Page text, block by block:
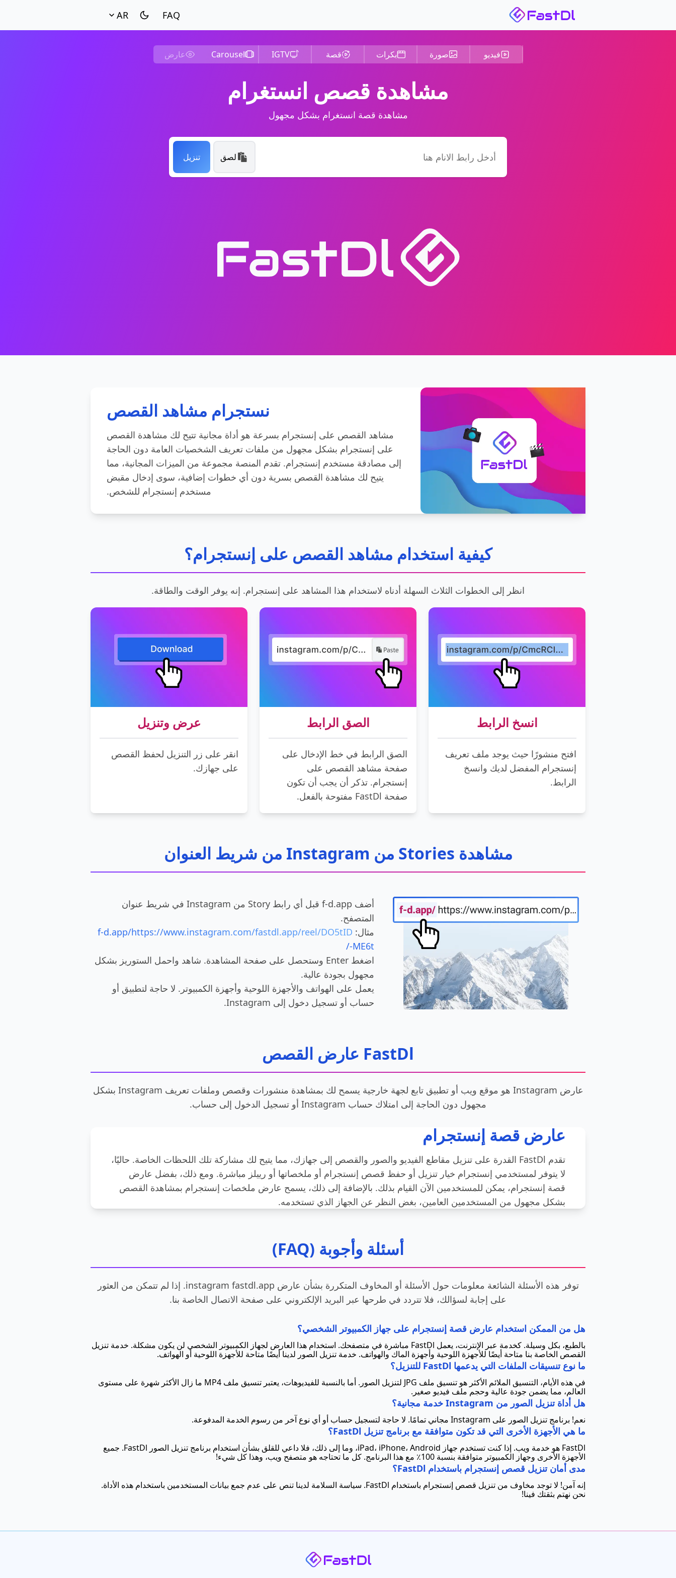
AR
فيديو صورة بكرات قصة IGTV
Carousel عارض
مشاهدة قصص انستغرام
مشاهدة قصة انستغرام بشكل مجهول
لصق تنزيل
نستجرام مشاهد القصص
مشاهد القصص على إنستجرام بسرعة هو أداة مجانية تتيح لك مشاهدة القصص
على إنستجرام بشكل مجهول من ملفات تعريف الشخصيات العامة دون الحاجة
إلى مصادقة مستخدم إنستجرام. تقدم المنصة مجموعة من الميزات المجانية، مما
يتيح لك مشاهدة القصص بسرية دون أي خطوات إضافية، سوى إدخال مقبض
مستخدم إنستجرام للشخص.
كيفية استخدام مشاهد القصص على إنستجرام؟
انظر إلى الخطوات الثلاث السهلة أدناه لاستخدام هذا المشاهد على إنستجرام. إنه يوفر الوقت والطاقة.
انسخ الرابط
افتح منشورًا حيث يوجد ملف تعريف
إنستجرام المفضل لديك وانسخ
الرابط.
الصق الرابط
الصق الرابط في خط الإدخال على
صفحة مشاهد القصص على
إنستجرام. تذكر أن يجب أن تكون
صفحة FastDl مفتوحة بالفعل.
عرض وتنزيل
انقر على زر التنزيل لحفظ القصص
على جهازك.
مشاهدة Stories من Instagram من شريط العنوان
أضف f-d.app قبل أي رابط Story من Instagram في شريط عنوان
المتصفح.
مثال: f-d.app/https://www.instagram.com/fastdl.app/reel/DO5tID
ME6t-/
اضغط Enter وستحصل على صفحة المشاهدة. شاهد واحمل الستوريز بشكل
مجهول بجودة عالية.
يعمل على الهواتف والأجهزة اللوحية وأجهزة الكمبيوتر. لا حاجة لتطبيق أو
حساب أو تسجيل دخول إلى Instagram.
FastDl عارض القصص
عارض Instagram هو موقع ويب أو تطبيق تابع لجهة خارجية يسمح لك بمشاهدة منشورات وقصص وملفات تعريف Instagram بشكل
مجهول دون الحاجة إلى امتلاك حساب Instagram أو تسجيل الدخول إلى حساب.
عارض قصة إنستجرام
تقدم FastDl القدرة على تنزيل مقاطع الفيديو والصور والقصص إلى جهازك، مما يتيح لك مشاركة تلك اللحظات الخاصة. حاليًا،
لا يتوفر لمستخدمي إنستجرام خيار تنزيل أو حفظ قصص إنستجرام أو ملخصاتها أو رييلز مباشرة. ومع ذلك، بفضل عارض
قصة إنستجرام، يمكن للمستخدمين الآن القيام بذلك. بالإضافة إلى ذلك، يسمح عارض ملخصات إنستجرام بمشاهدة القصص
بشكل مجهول من المستخدمين العامين، بغض النظر عن الجهاز الذي تستخدمه.
أسئلة وأجوبة (FAQ)
توفر هذه الأسئلة الشائعة معلومات حول الأسئلة أو المخاوف المتكررة بشأن عارض instagram fastdl.app. إذا لم تتمكن من العثور
على إجابة لسؤالك، فلا تتردد في طرحها عبر البريد الإلكتروني على صفحة الاتصال الخاصة بنا.
هل من الممكن استخدام عارض قصة إنستجرام على جهاز الكمبيوتر الشخصي؟
بالطبع، بكل وسيلة. كخدمة عبر الإنترنت، يعمل FastDl مباشرة في متصفحك. استخدام هذا العارض لجهاز الكمبيوتر الشخصي لن يكون مشكلة. خدمة تنزيل
القصص الخاصة بنا متاحة أيضًا للأجهزة اللوحية وأجهزة الماك والهواتف. خدمة تنزيل الصور لدينا أيضًا متاحة للأجهزة اللوحية أو الهواتف.
ما نوع تنسيقات الملفات التي يدعمها FastDl للتنزيل؟
في هذه الأيام، التنسيق الملائم الأكثر هو تنسيق ملف JPG لتنزيل الصور. أما بالنسبة للفيديوهات، يعتبر تنسيق ملف MP4 ما زال الأكثر شهرة على مستوى
العالم، مما يضمن جودة عالية وحجم ملف فيديو صغير.
هل أداة تنزيل الصور من Instagram خدمة مجانية؟
نعم! برنامج تنزيل الصور على Instagram مجاني تمامًا. لا حاجة لتسجيل حساب أو أي نوع آخر من رسوم الخدمة المدفوعة.
ما هي الأجهزة الأخرى التي قد تكون متوافقة مع برنامج تنزيل FastDl؟
FastDl هو خدمة ويب. إذا كنت تستخدم جهاز iPad، iPhone، Android، وما إلى ذلك، فلا داعي للقلق بشأن استخدام برنامج تنزيل الصور FastDl. جميع
الأجهزة الأخرى وجهاز الكمبيوتر متوافقة بنسبة 100٪ مع هذا البرنامج. كل ما تحتاجه هو متصفح ويب، وهذا كل شيء!
مدى أمان تنزيل قصص إنستجرام باستخدام FastDl؟
إنه آمن! لا توجد مخاوف من تنزيل قصص إنستجرام باستخدام FastDl. سياسة السلامة لدينا تنص على عدم جمع بيانات المستخدمين باستخدام هذه الأداة.
نحن نهتم بثقتك فينا!